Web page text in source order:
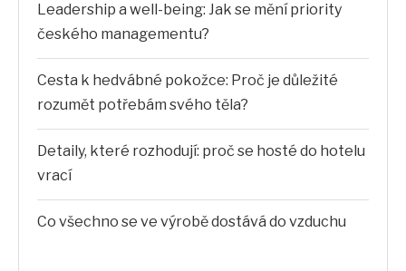
Leadership a well-being: Jak se mění priority
českého managementu?
Cesta k hedvábné pokožce: Proč je důležité
rozumět potřebám svého těla?
Detaily, které rozhodují: proč se hosté do hotelu
vrací
Co všechno se ve výrobě dostává do vzduchu